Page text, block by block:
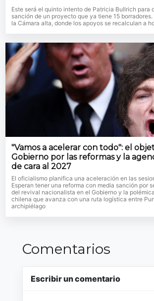
Este será el quinto intento de Patricia Bullrich para
sanción de un proyecto que ya tiene 15
la Cámara alta, donde los apoyos se recalculan a
"Vamos a acelerar con todo": el
Gobierno por las reformas y la
de cara al 2027
El oficialismo planifica una aceleración en las
Esperan tener una reforma con media sanción por
del revival nacionalista en el Gobierno y la
chilena que avanza con una ruta logística entre
archipiélago
Comentarios
Escribir un comentario